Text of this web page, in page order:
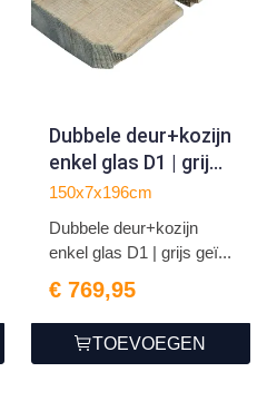
Dubbele deur+kozijn
enkel glas D1 | grijs
geïmpregneerd
150x7x196cm
Dubbele deur+kozijn
enkel glas D1 | grijs geï...
€ 769,95
TOEVOEGEN